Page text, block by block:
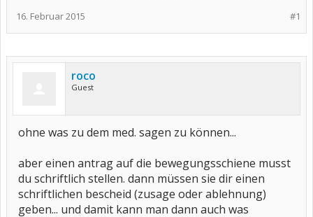
#1
16. Februar 2015
roco
Guest
ohne was zu dem med. sagen zu können...
aber einen antrag auf die bewegungsschiene musst
du schriftlich stellen. dann müssen sie dir einen
schriftlichen bescheid (zusage oder ablehnung)
geben... und damit kann man dann auch was